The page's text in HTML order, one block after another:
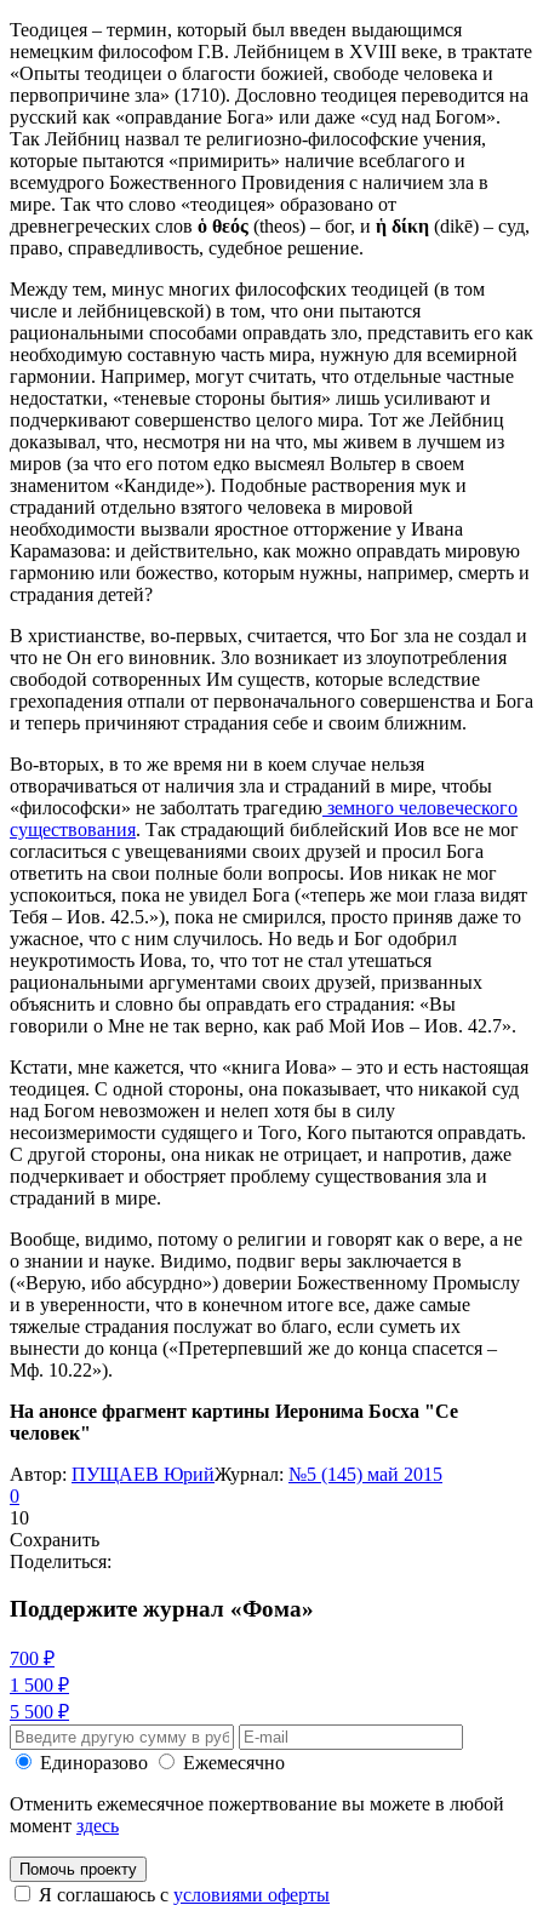
Теодицея – термин, который был введен выдающимся
немецким философом Г.В. Лейбницем в XVIII веке, в трактате
«Опыты теодицеи о благости божией, свободе человека и
первопричине зла» (1710). Дословно теодицея переводится на
русский как «оправдание Бога» или даже «суд над Богом».
Так Лейбниц назвал те религиозно-философские учения,
которые пытаются «примирить» наличие всеблагого и
всемудрого Божественного Провидения с наличием зла в
мире. Так что слово «теодицея» образовано от
древнегреческих слов ὁ θεός (theos) – бог, и ἡ δίκη (dikē) – суд,
право, справедливость, судебное решение.
Между тем, минус многих философских теодицей (в том
числе и лейбницевской) в том, что они пытаются
рациональными способами оправдать зло, представить его как
необходимую составную часть мира, нужную для всемирной
гармонии. Например, могут считать, что отдельные частные
недостатки, «теневые стороны бытия» лишь усиливают и
подчеркивают совершенство целого мира. Тот же Лейбниц
доказывал, что, несмотря ни на что, мы живем в лучшем из
миров (за что его потом едко высмеял Вольтер в своем
знаменитом «Кандиде»). Подобные растворения мук и
страданий отдельно взятого человека в мировой
необходимости вызвали яростное отторжение у Ивана
Карамазова: и действительно, как можно оправдать мировую
гармонию или божество, которым нужны, например, смерть и
страдания детей?
В христианстве, во-первых, считается, что Бог зла не создал и
что не Он его виновник. Зло возникает из злоупотребления
свободой сотворенных Им существ, которые вследствие
грехопадения отпали от первоначального совершенства и Бога
и теперь причиняют страдания себе и своим ближним.
Во-вторых, в то же время ни в коем случае нельзя
отворачиваться от наличия зла и страданий в мире, чтобы
«философски» не заболтать трагедию земного человеческого
существования. Так страдающий библейский Иов все не мог
согласиться с увещеваниями своих друзей и просил Бога
ответить на свои полные боли вопросы. Иов никак не мог
успокоиться, пока не увидел Бога («теперь же мои глаза видят
Тебя – Иов. 42.5.»), пока не смирился, просто приняв даже то
ужасное, что с ним случилось. Но ведь и Бог одобрил
неукротимость Иова, то, что тот не стал утешаться
рациональными аргументами своих друзей, призванных
объяснить и словно бы оправдать его страдания: «Вы
говорили о Мне не так верно, как раб Мой Иов – Иов. 42.7».
Кстати, мне кажется, что «книга Иова» – это и есть настоящая
теодицея. С одной стороны, она показывает, что никакой суд
над Богом невозможен и нелеп хотя бы в силу
несоизмеримости судящего и Того, Кого пытаются оправдать.
С другой стороны, она никак не отрицает, и напротив, даже
подчеркивает и обостряет проблему существования зла и
страданий в мире.
Вообще, видимо, потому о религии и говорят как о вере, а не
о знании и науке. Видимо, подвиг веры заключается в
(«Верую, ибо абсурдно») доверии Божественному Промыслу
и в уверенности, что в конечном итоге все, даже самые
тяжелые страдания послужат во благо, если суметь их
вынести до конца («Претерпевший же до конца спасется –
Мф. 10.22»).
На анонсе фрагмент картины Иеронима Босха "Се
человек"
Автор: ПУЩАЕВ ЮрийЖурнал: №5 (145) май 2015
0
10
Сохранить
Поделиться:
Поддержите журнал «Фома»
700 ₽
1 500 ₽
5 500 ₽
Единоразово
Ежемесячно
Отменить ежемесячное пожертвование вы можете в любой
момент здесь
Помочь проекту
Я соглашаюсь с условиями оферты